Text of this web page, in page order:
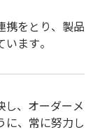
携をとり、製品
ます。
し、オーダーメ
に、常に努力し